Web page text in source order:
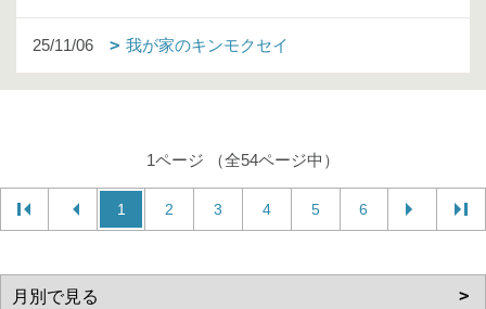
25/11/06 我が家のキンモクセイ
1ページ （全54ページ中）
1 2 3 4 5 6